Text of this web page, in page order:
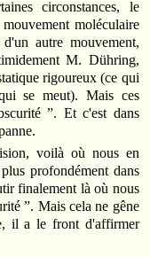
circonstances, le
moléculaire
autre mouvement,
M. Dühring,
rigoureux (ce qui
se meut). Mais ces
”. Et c'est dans
voilà où nous en
profondément dans
finalement là où nous
”. Mais cela ne gêne
il a le front d'affirmer